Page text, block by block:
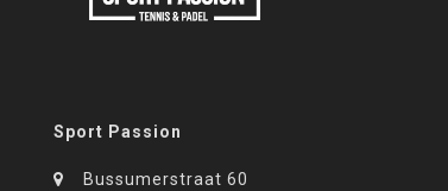
Sport Passion
Bussumerstraat 60